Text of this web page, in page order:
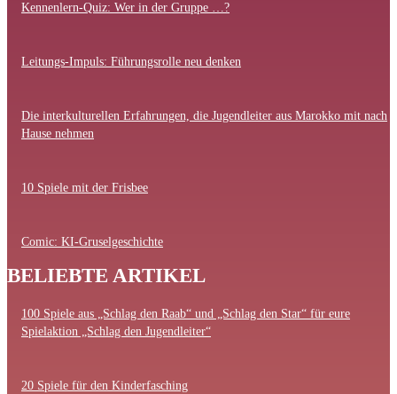
Kennenlern-Quiz: Wer in der Gruppe …?
Leitungs-Impuls: Führungsrolle neu denken
Die interkulturellen Erfahrungen, die Jugendleiter aus Marokko mit nach
Hause nehmen
10 Spiele mit der Frisbee
Comic: KI-Gruselgeschichte
BELIEBTE ARTIKEL
100 Spiele aus „Schlag den Raab“ und „Schlag den Star“ für eure
Spielaktion „Schlag den Jugendleiter“
20 Spiele für den Kinderfasching